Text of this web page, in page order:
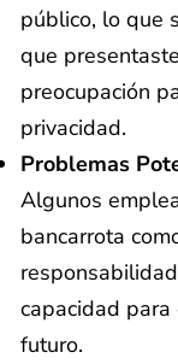
público, lo que
que
preocupación
privacidad.
Problemas
Algunos
bancarrota
capacidad
futuro.